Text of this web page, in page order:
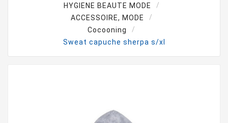
HYGIENE BEAUTE MODE
ACCESSOIRE, MODE
Cocooning
Sweat capuche sherpa s/xl